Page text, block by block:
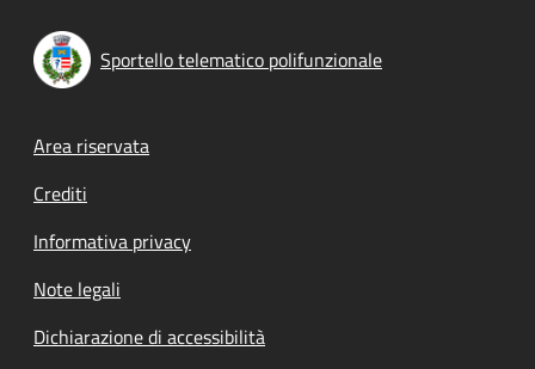
Sportello telematico polifunzionale
Footer menu
Area riservata
Crediti
Informativa privacy
Note legali
Dichiarazione di accessibilità